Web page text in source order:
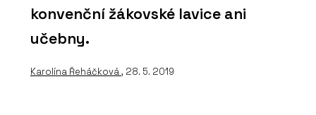
konvenční žákovské lavice ani
učebny.
Karolína Řeháčková, 28. 5. 2019